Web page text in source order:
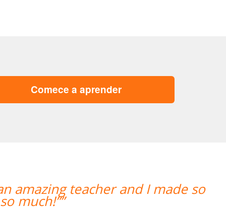
Comece a aprender
“”A aluna esta adorando o curso